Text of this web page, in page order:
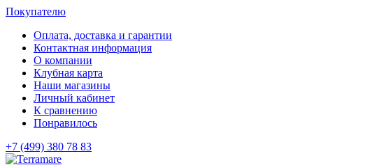
Покупателю
Оплата, доставка и гарантии
Контактная информация
О компании
Клубная карта
Наши магазины
Личный кабинет
К сравнению
Понравилось
+7 (499) 380 78 83